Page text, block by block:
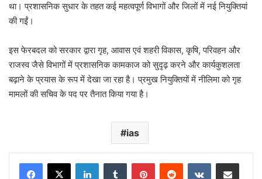
था। प्रशासनिक सुधार के तहत कई महत्वपूर्ण विभागों और जिलों में नई नियुक्तियां
की गईं।
इस फेरबदल को सरकार द्वारा गृह, आवास एवं शहरी विकास, कृषि, परिवहन और
राजस्व जैसे विभागों में प्रशासनिक कामकाज को सुदृढ़ करने और कार्यकुशलता
बढ़ाने के प्रयास के रूप में देखा जा रहा है। प्रमुख नियुक्तियों में नीलिमा को गृह
मामलों की सचिव के पद पर तैनात किया गया है।
ias
LinkedInTumblr PinterestReddit VKontakteShare via Email